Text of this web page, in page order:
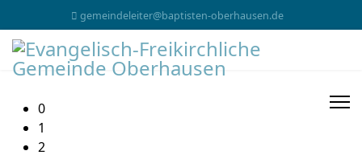
gemeindeleiter@baptisten-oberhausen.de
0
1
2